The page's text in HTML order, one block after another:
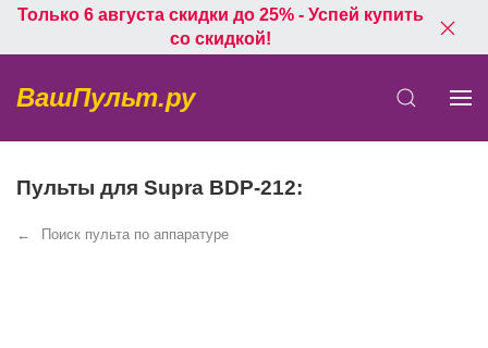
Только 6 августа скидки до 25% - Успей купить
со скидкой!
ВашПульт.ру
Пульты для Supra BDP-212:
Поиск пульта по аппаратуре